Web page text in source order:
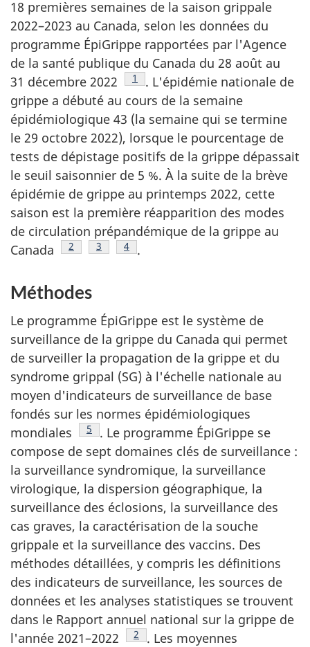
18 premières semaines de la saison grippale
2022–2023 au Canada, selon les données du
programme ÉpiGrippe rapportées par l'Agence
de la santé publique du Canada du 28 août au
31 décembre 2022
Note de bas de page
1
. L'épidémie nationale de
grippe a débuté au cours de la semaine
épidémiologique 43 (la semaine qui se termine
le 29 octobre 2022), lorsque le pourcentage de
tests de dépistage positifs de la grippe dépassait
le seuil saisonnier de 5 %. À la suite de la brève
épidémie de grippe au printemps 2022, cette
saison est la première réapparition des modes
de circulation prépandémique de la grippe au
Canada
Note de bas de page
2 Note de bas de page
3 Note de bas de page
4 .
Méthodes
Le programme ÉpiGrippe est le système de
surveillance de la grippe du Canada qui permet
de surveiller la propagation de la grippe et du
syndrome grippal (SG) à l'échelle nationale au
moyen d'indicateurs de surveillance de base
fondés sur les normes épidémiologiques
mondiales
Note de bas de page
5
. Le programme ÉpiGrippe se
compose de sept domaines clés de surveillance :
la surveillance syndromique, la surveillance
virologique, la dispersion géographique, la
surveillance des éclosions, la surveillance des
cas graves, la caractérisation de la souche
grippale et la surveillance des vaccins. Des
méthodes détaillées, y compris les définitions
des indicateurs de surveillance, les sources de
données et les analyses statistiques se trouvent
dans le Rapport annuel national sur la grippe de
l'année 2021–2022
Note de bas de page
2
. Les moyennes